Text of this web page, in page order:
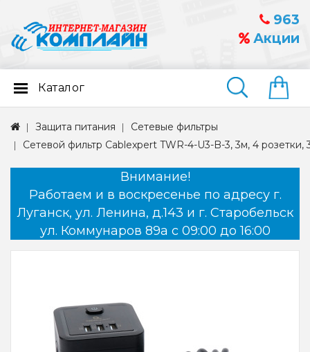
963
Акции
Найти
Каталог
Защита питания
Сетевые фильтры
Сетевой фильтр Cablexpert TWR-4-U3-B-3, 3м, 4 розетки,
Внимание!
Работаем и в воскресенье по адресу г.
Луганск, ул. Ленина, д.143 и г. Старобельск
ул. Коммунаров 89а с 09:00 до 16:00